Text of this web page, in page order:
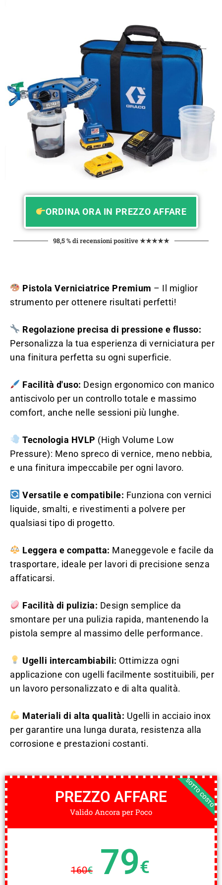
ORDINA ORA IN PREZZO AFFARE
98,5 % di recensioni positive ★★★★★
Pistola Verniciatrice Premium – Il miglior
strumento per ottenere risultati perfetti!
Regolazione precisa di pressione e flusso:
Personalizza la tua esperienza di verniciatura per
una finitura perfetta su ogni superficie.
Facilità d'uso: Design ergonomico con manico
antiscivolo per un controllo totale e massimo
comfort, anche nelle sessioni più lunghe.
Tecnologia HVLP (High Volume Low
Pressure): Meno spreco di vernice, meno nebbia,
e una finitura impeccabile per ogni lavoro.
Versatile e compatibile: Funziona con vernici
liquide, smalti, e rivestimenti a polvere per
qualsiasi tipo di progetto.
Leggera e compatta: Maneggevole e facile da
trasportare, ideale per lavori di precisione senza
affaticarsi.
Facilità di pulizia: Design semplice da
smontare per una pulizia rapida, mantenendo la
pistola sempre al massimo delle performance.
Ugelli intercambiabili: Ottimizza ogni
applicazione con ugelli facilmente sostituibili, per
un lavoro personalizzato e di alta qualità.
Materiali di alta qualità: Ugelli in acciaio inox
per garantire una lunga durata, resistenza alla
corrosione e prestazioni costanti.
PREZZO AFFARE
Valido Ancora per Poco
160€ 79€
SOTTO COSTO